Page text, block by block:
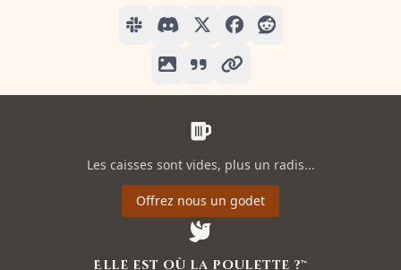
Les caisses sont vides, plus un radis...
Offrez nous un godet
Elle est où la poulette ?™